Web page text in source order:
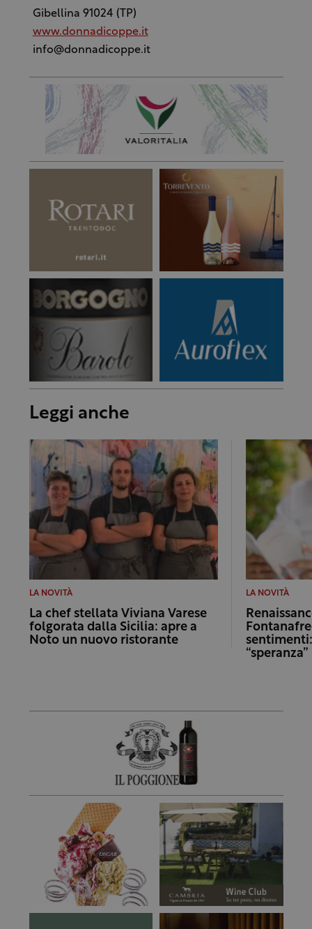
Gibellina 91024 (TP)
www.donnadicoppe.it
info@donnadicoppe.it
Leggi anche
LA NOVITÀ
La chef stellata Viviana Varese
folgorata dalla Sicilia: apre a
Noto un nuovo ristorante
LA NOVITÀ
sentimenti:
“speranza”